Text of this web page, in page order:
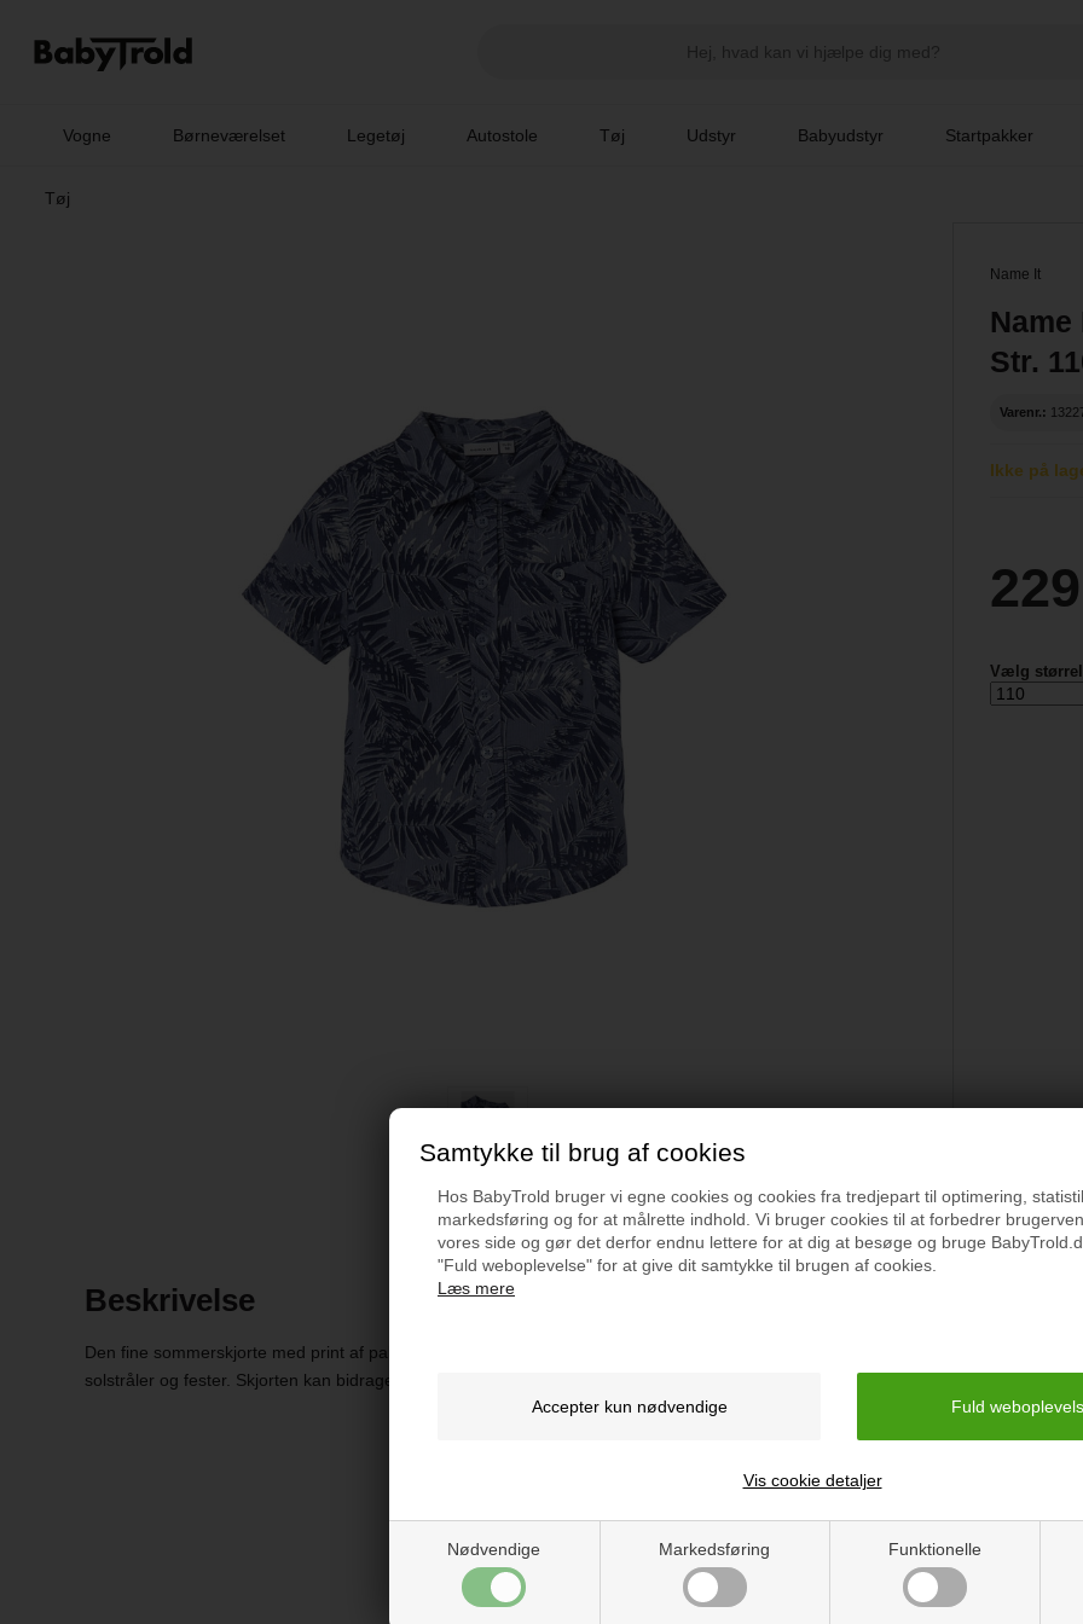
Samtykke til brug af cookies
Hos BabyTrold bruger vi egne cookies og cookies fra tredjepart til optimering,
markedsføring og for at målrette indhold. Vi bruger cookies til at forbedrer
vores side og gør det derfor endnu lettere for at dig at besøge og bruge
"Fuld weboplevelse" for at give dit samtykke til brugen af cookies.
Læs mere
Nødvendige Markedsføring Funktionelle
Vis cookie detaljer
Vogne Børneværelset Legetøj Autostole Tøj Udstyr Babyudstyr Startpakker
Tøj
Name It
Str.
Varenr.:
Ikke på
Vælg
Beskrivelse
Den fine sommerskjorte med print af palmeblade passer perfekt til sommerens ferier,
solstråler og fester. Skjorten kan bidrage til dit barns garderobe med et klassisk look.
Pasform: Regular fit
Vejledning